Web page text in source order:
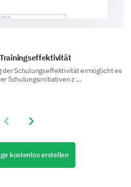
in the Workplace
the training.
training you received
der Schulungseffektivität ermöglicht es
Schulungsinitiativen z ...
Previous slide
Next slide
kostenlos erstellen